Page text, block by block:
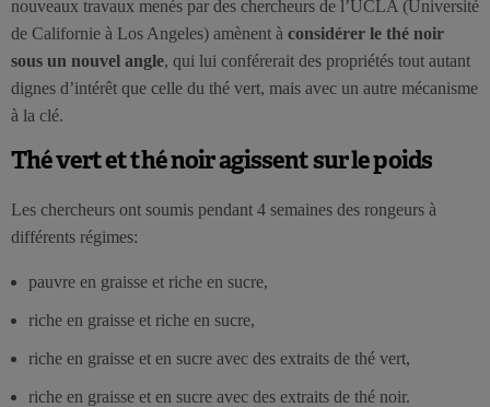
nouveaux travaux menés par des chercheurs de l’UCLA (Université
de Californie à Los Angeles) amènent à considérer le thé noir
sous un nouvel angle, qui lui conférerait des propriétés tout autant
dignes d’intérêt que celle du thé vert, mais avec un autre mécanisme
à la clé.
Thé vert et thé noir agissent sur le poids
Les chercheurs ont soumis pendant 4 semaines des rongeurs à
différents régimes:
pauvre en graisse et riche en sucre,
riche en graisse et riche en sucre,
riche en graisse et en sucre avec des extraits de thé vert,
riche en graisse et en sucre avec des extraits de thé noir.